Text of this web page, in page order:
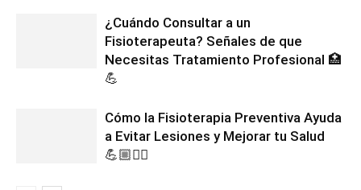
¿Cuándo Consultar a un
Fisioterapeuta? Señales de que
Necesitas Tratamiento Profesional 🏥
💪
Cómo la Fisioterapia Preventiva Ayuda
a Evitar Lesiones y Mejorar tu Salud
💪🏼🏃‍♀️